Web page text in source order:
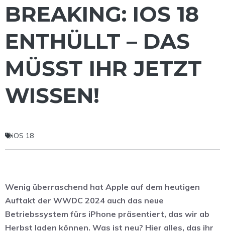
BREAKING: IOS 18
ENTHÜLLT – DAS
MÜSST IHR JETZT
WISSEN!
iOS 18
Wenig überraschend hat Apple auf dem heutigen
Auftakt der WWDC 2024 auch das neue
Betriebssystem fürs iPhone präsentiert, das wir ab
Herbst laden können. Was ist neu? Hier alles, das ihr